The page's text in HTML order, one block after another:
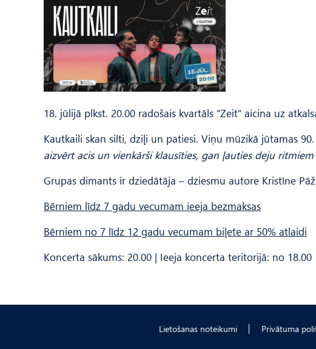
18. jūlijā plkst. 20.00 radošais kvartāls “Zeit” aicina uz
Kautkaili skan silti, dziļi un patiesi. Viņu mūzikā jūtamas
aizvērt acis un vienkārši klausīties, gan ļauties deju
Grupas dimants ir dziedātāja – dziesmu autore Kristīne
Bērniem līdz 7 gadu vecumam ieeja bezmaksas
Bērniem no 7 līdz 12 gadu vecumam biļete ar 50% atlaidi
Koncerta sākums: 20.00 | Ieeja koncerta teritorijā: no 18.00
Lietošanas noteikumi Privātuma